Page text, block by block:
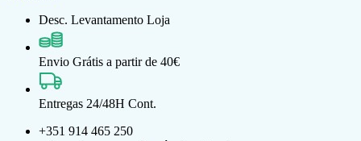
Desc. Levantamento Loja
Envio Grátis a partir de 40€
Entregas 24/48H Cont.
+351 914 465 250